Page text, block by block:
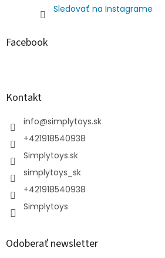
Sledovať na Instagrame
Facebook
Kontakt
info@simplytoys.sk
+421918540938
Simplytoys.sk
simplytoys_sk
+421918540938
Simplytoys
Odoberať newsletter